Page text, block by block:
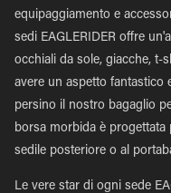
equipaggiamento e
sedi EAGLERIDER offre
occhiali da sole, giacche, t-
avere un aspetto fantastico
persino il nostro bagaglio
borsa morbida è progettata
sedile posteriore o al
Le vere star di ogni sede